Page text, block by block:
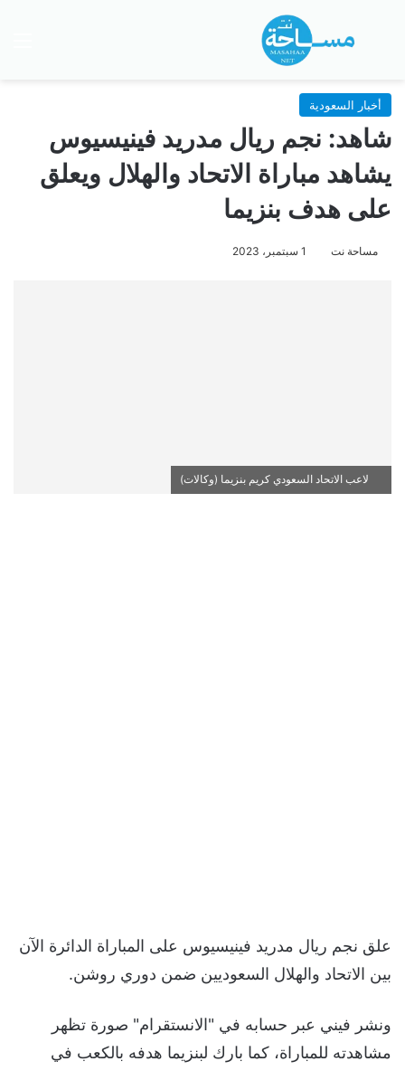
بحث عن
أخبار السعودية
شاهد: نجم ريال مدريد فينيسيوس
يشاهد مباراة الاتحاد والهلال ويعلق
على هدف بنزيما
مساحة نت 1 سبتمبر، 2023
لاعب الاتحاد السعودي كريم بنزيما (وكالات)
علق نجم ريال مدريد فينيسيوس على المباراة الدائرة الآن
بين الاتحاد والهلال السعوديين ضمن دوري روشن.
ونشر فيني عبر حسابه في "الانستقرام" صورة تظهر
مشاهدته للمباراة، كما بارك لبنزيما هدفه بالكعب في